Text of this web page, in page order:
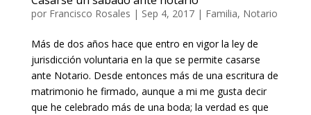
por Francisco Rosales | Sep 4, 2017| Familia, Notario
Más de dos años hace que entro en vigor la ley de
jurisdicción voluntaria en la que se permite casarse
ante Notario. Desde entonces más de una escritura de
matrimonio he firmado, aunque a mi me gusta decir
que he celebrado más de una boda; la verdad es que